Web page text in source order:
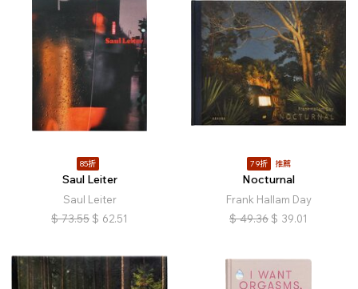
85折
Saul Leiter
Saul Leiter
$ 73.55 $ 62.51
79折 推薦
Nocturnal
Frank Hallam Day
$ 49.36 $ 39.01